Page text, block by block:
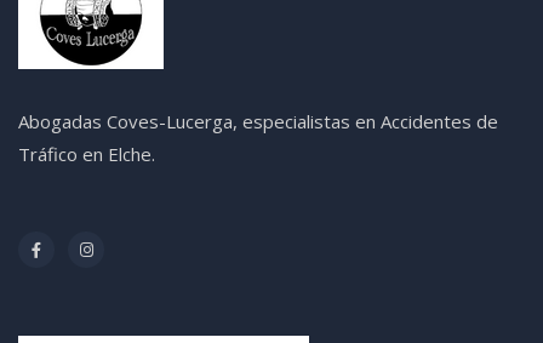
Abogadas Coves-Lucerga, especialistas en Accidentes de
Tráfico en Elche.